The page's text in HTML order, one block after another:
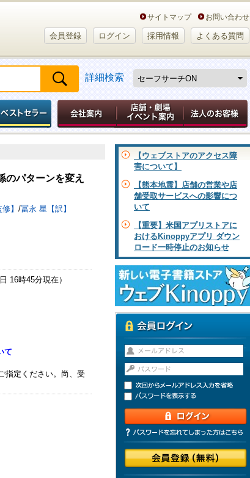
サイトマップ お問い合わせ
会員登録 ログイン 採用情報 よくある質問
詳細検索
のパターンを変え
】 /冨永 星【訳】
16時45分現在）
て
指定ください。尚、受
【ウェブストアのアクセス障
害について】
【熊本地震】店舗の営業や店
舗受取サービスへの影響につ
いて
【重要】米国アプリストアに
おけるKinoppyアプリ ダウン
ロード一時停止のお知らせ